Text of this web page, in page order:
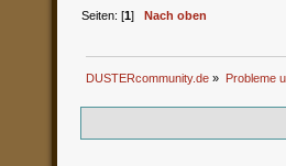
Seiten: [1]Nach oben
DUSTERcommunity.de » Probleme